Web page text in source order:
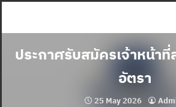
ประกาศรับสมัครเจ้าหน้าที่
อัตรา
25 May 2026